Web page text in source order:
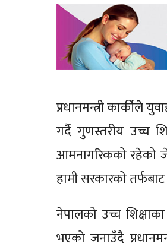
प्रधानमन्त्री कार्कीले
गर्दै गुणस्तरीय उच्च
आमनागरिकको रहेको
हामी सरकारको
नेपालको उच्च
भएको जनाउँदै